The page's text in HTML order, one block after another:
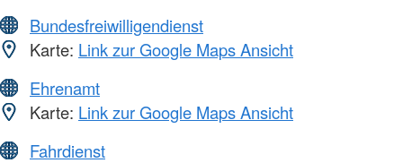
Bundesfreiwilligendienst
Karte: Link zur Google Maps Ansicht
Ehrenamt
Karte: Link zur Google Maps Ansicht
Fahrdienst